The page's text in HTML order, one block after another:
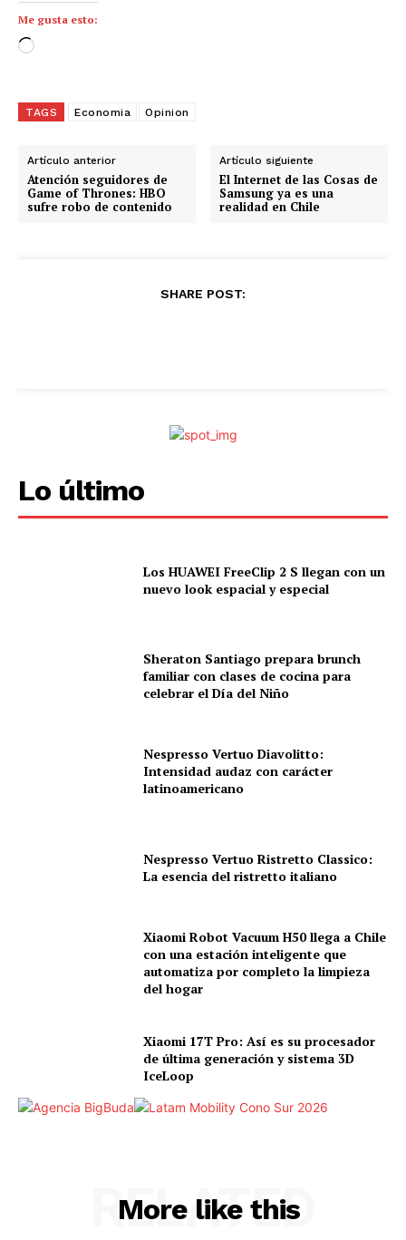
Me gusta esto:
C
g
n
d
o
TAGS Economia Opinion
Artículo anterior
Atención seguidores de
Game of Thrones: HBO
sufre robo de contenido
Artículo siguiente
El Internet de las Cosas de
Samsung ya es una
realidad en Chile
SHARE POST:
Lo último
Los HUAWEI FreeClip 2 S llegan con un
nuevo look espacial y especial
Sheraton Santiago prepara brunch
familiar con clases de cocina para
celebrar el Día del Niño
Nespresso Vertuo Diavolitto:
Intensidad audaz con carácter
latinoamericano
Nespresso Vertuo Ristretto Classico:
La esencia del ristretto italiano
Xiaomi Robot Vacuum H50 llega a Chile
con una estación inteligente que
automatiza por completo la limpieza
del hogar
Xiaomi 17T Pro: Así es su procesador
de última generación y sistema 3D
IceLoop
More like this
RELATED